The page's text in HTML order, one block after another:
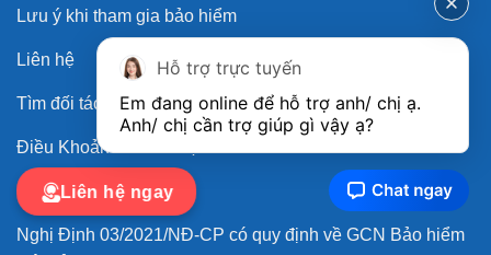
Lưu ý khi tham gia bảo hiểm
Liên hệ
Tìm đối tác kinh doanh
Điều Khoản & Điều Kiện
Chính Sách Bảo Mật
Nghị Định 03/2021/NĐ-CP có quy định về GCN Bảo hiểm
Liên hệ ngay
Hỗ trợ trực tuyến
Em đang online để hỗ trợ anh/ chị ạ.
Anh/ chị cần trợ giúp gì vậy ạ?